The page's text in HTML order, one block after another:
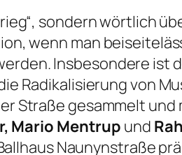
sondern wörtlich
wenn man
Insbesondere ist
Radikalisierung von
Straße gesammelt
Mario Mentrupund
Naunynstraße